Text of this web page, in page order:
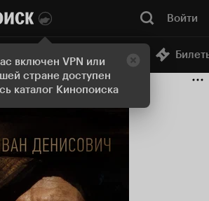
включен VPN или
стране доступен
каталог Кинопоиска
Войти
Онлайн-кинотеатр